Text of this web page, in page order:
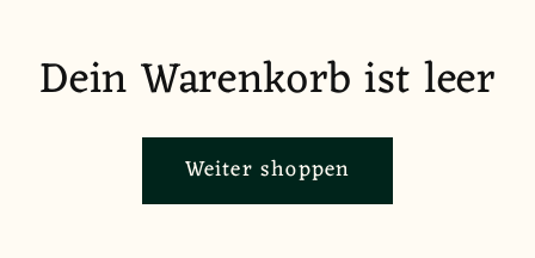
Dein Warenkorb ist leer
Weiter shoppen